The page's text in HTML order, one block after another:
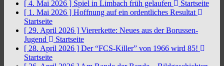
[ 4. Mai 2026 ] Spiel in Limbach früh gelaufen
Startseite
[ 1. Mai 2026 ] Hoffnung auf ein ordentliches Resultat
Startseite
[ 29. April 2026 ] Viererkette: Neues aus der Borussen-
Jugend
Startseite
[ 28. April 2026 ] Der “FCS-Killer” von 1966 wird 85!
Startseite